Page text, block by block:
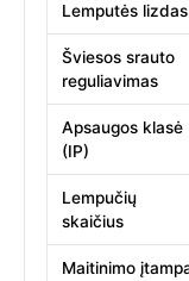
Lemputės lizdas
Šviesos srauto
reguliavimas
Apsaugos klasė
(IP)
Lempučių
skaičius
Maitinimo